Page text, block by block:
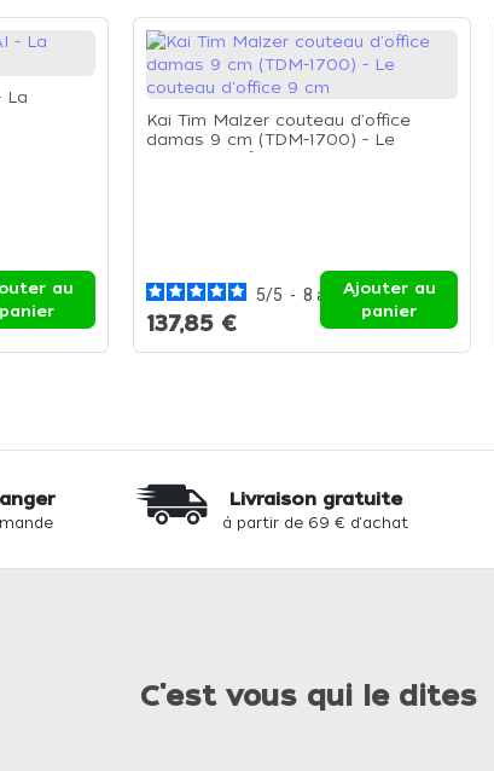
La
au
panier
Kai Tim Malzer couteau d'office
damas 9 cm (TDM-1700) - Le
5/5 - 8 avis
137,85 €
Ajouter au
panier
Livraison gratuite
à partir de 69 € d'achat
C'est vous qui le dites